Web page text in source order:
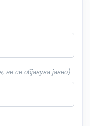
не се објавува јавно)